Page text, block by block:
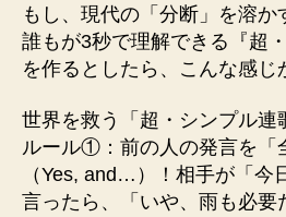
もし、現代の「分断」を溶
誰もが3秒で理解できる『超
を作るとしたら、こんな感じ
世界を救う「超・シンプル連
ルール①：前の人の発言を「
（Yes, and…）！相手が「今
言ったら、「いや、雨も必要